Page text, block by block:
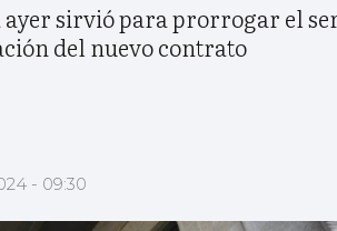
sirvió para prorrogar el
del nuevo contrato
- 09:30